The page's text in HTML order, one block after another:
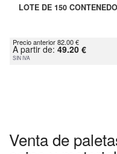
LOTE DE 150
Precio anterior 82.00 €
A partir de: 49.20 €
SIN IVA
Venta de